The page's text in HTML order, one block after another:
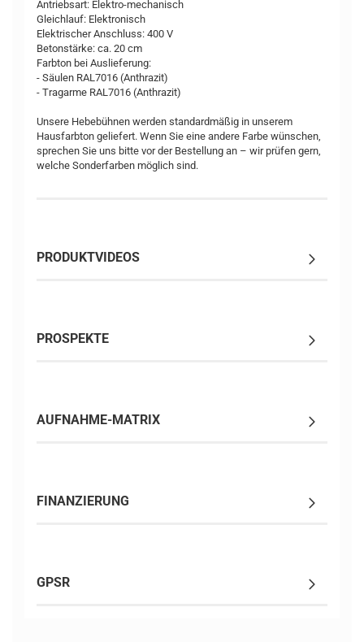
Antriebsart: Elektro-mechanisch
Gleichlauf: Elektronisch
Elektrischer Anschluss: 400 V
Betonstärke: ca. 20 cm
Farbton bei Auslieferung:
- Säulen RAL7016 (Anthrazit)
- Tragarme RAL7016 (Anthrazit)
Unsere Hebebühnen werden standardmäßig in unserem
Hausfarbton geliefert. Wenn Sie eine andere Farbe wünschen,
sprechen Sie uns bitte vor der Bestellung an – wir prüfen gern,
welche Sonderfarben möglich sind.
PRODUKTVIDEOS
PROSPEKTE
AUFNAHME-MATRIX
FINANZIERUNG
GPSR